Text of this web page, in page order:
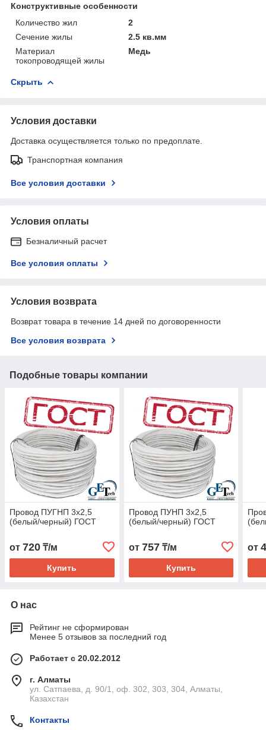
Конструктивные особенности
Количество жил
2
Сечение жилы
2.5 кв.мм
Материал
токопроводящей жилы
Медь
Скрыть
Условия доставки
Доставка осуществляется только по предоплате.
Транспортная компания
Все условия доставки
Условия оплаты
Безналичный расчет
Все условия оплаты
Условия возврата
Возврат товара в течение 14 дней по договоренности
Все условия возврата
Подобные товары компании
Провод ПУГНП 3х2,5
(белый/черный) ГОСТ
от 720 ₸/м
Купить
Провод ПУНП 3х2,5
(белый/черный) ГОСТ
от 757₸/м
Купить
от
О нас
Рейтинг не сформирован
Менее 5 отзывов за последний год
Работает с 20.02.2012
г. Алматы
ул. Сатпаева, д. 90/1, оф. 302, 303, 304, Алматы,
Казахстан
Контакты